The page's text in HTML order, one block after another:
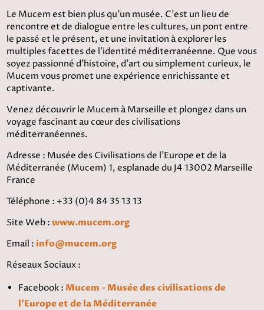
Le Mucem est bien plus qu'un musée. C'est un lieu de
rencontre et de dialogue entre les cultures, un pont entre
le passé et le présent, et une invitation à explorer les
multiples facettes de l'identité méditerranéenne. Que vous
soyez passionné d'histoire, d'art ou simplement curieux, le
Mucem vous promet une expérience enrichissante et
captivante.
Venez découvrir le Mucem à Marseille et plongez dans un
voyage fascinant au cœur des civilisations
méditerranéennes.
Adresse : Musée des Civilisations de l'Europe et de la
Méditerranée (Mucem) 1, esplanade du J4 13002 Marseille
France
Téléphone : +33 (0)4 84 35 13 13
Site Web :www.mucem.org
Email : info@mucem.org
Réseaux Sociaux :
Facebook : Mucem - Musée des civilisations de
l'Europe et de la Méditerranée